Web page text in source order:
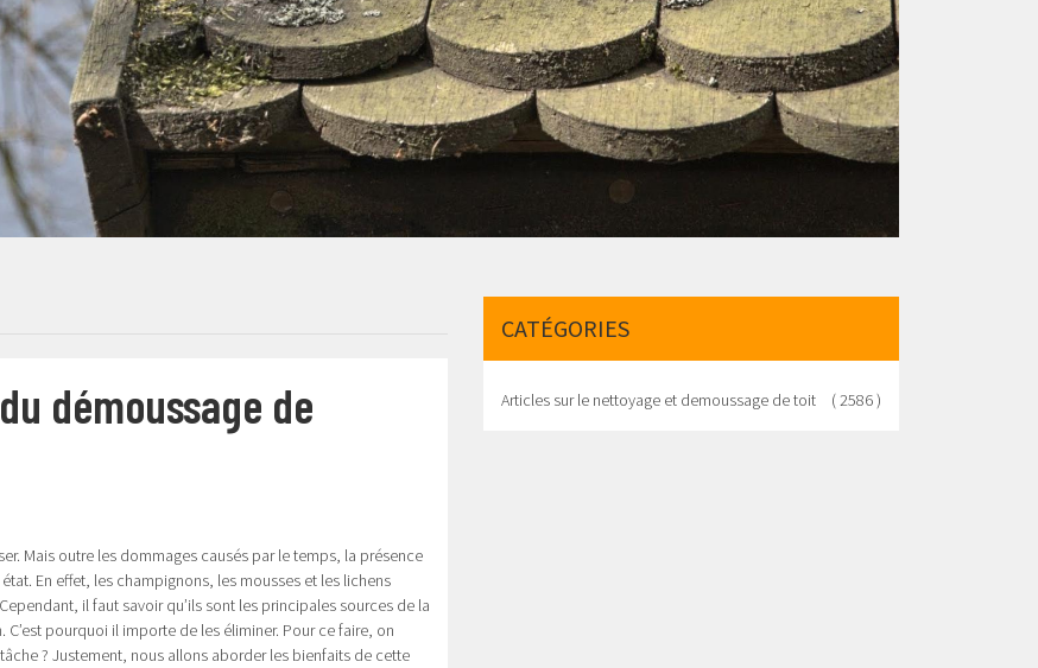
démoussage de
Mais outre les dommages causés par le temps, la présence
En effet, les champignons, les mousses et les lichens
il faut savoir qu’ils sont les principales sources de la
pourquoi il importe de les éliminer. Pour ce faire, on
? Justement, nous allons aborder les bienfaits de cette
CATÉGORIES
Articles sur le nettoyage et demoussage de toit ( 2586 )